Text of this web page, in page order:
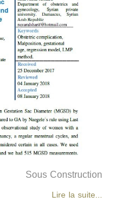
Sous Construction
Lire la suite...